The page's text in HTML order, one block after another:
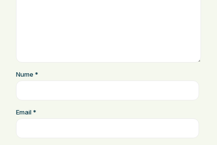
Nume *
Email*